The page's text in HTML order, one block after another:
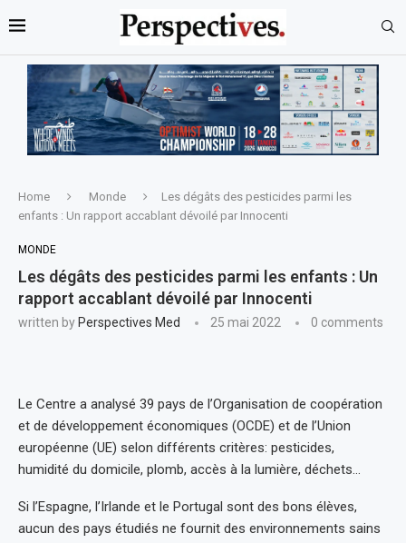
Home Monde
Les dégâts des pesticides parmi les
enfants : Un rapport accablant dévoilé par Innocenti
MONDE
Les dégâts des pesticides parmi les enfants : Un
rapport accablant dévoilé par Innocenti
written by Perspectives Med 25 mai 2022 0 comments
Le Centre a analysé 39 pays de l’Organisation de coopération
et de développement économiques (OCDE) et de l’Union
européenne (UE) selon différents critères: pesticides,
humidité du domicile, plomb, accès à la lumière, déchets…
Si l’Espagne, l’Irlande et le Portugal sont des bons élèves,
aucun des pays étudiés ne fournit des environnements sains